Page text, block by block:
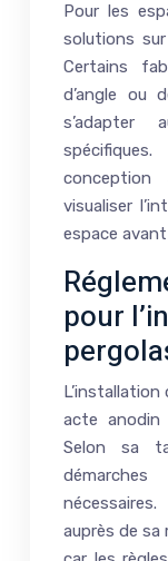
Pour les
solutions
Certains
d’angle ou
s’adapter
visualiser
espace
pour
L’installation
acte anodin
Selon sa
auprès de